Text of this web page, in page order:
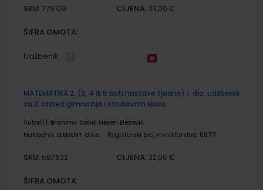
SKU: 779109 CIJENA: 23,00 €
ŠIFRA OMOTA:
Udžbenik
MATEMATIKA 2; (3, 4 ili 5 sati nastave tjedno) 1. dio, udžbenik
za 2. razred gimnazija i strukovnih škola
Autor(i): Branimir Dakić Neven Elezović
Nakladnik: ELEMENT d.o.o. Registarski broj ministarstva: 6677
SKU: 567622 CIJENA: 22,00 €
ŠIFRA OMOTA: